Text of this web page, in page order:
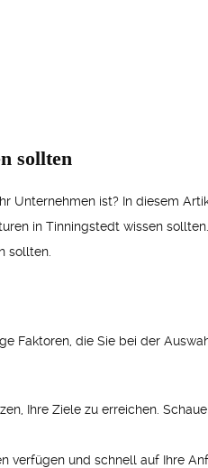
sollten
Unternehmen ist? In diesem
in Tinningstedt wissen
sollten.
Faktoren, die Sie bei der
Ihre Ziele zu erreichen.
verfügen und schnell auf Ihre